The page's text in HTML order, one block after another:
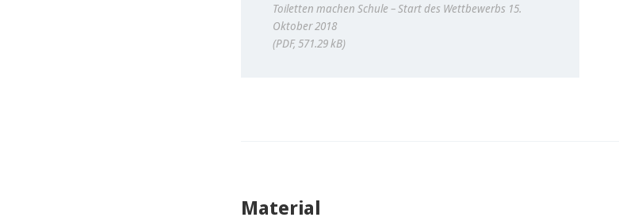
Toiletten machen Schule – Start des Wettbewerbs 15.
Oktober 2018
PDF, 571.29 kB
Material